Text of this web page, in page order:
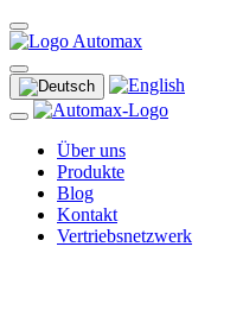
Über uns
Produkte
Blog
Kontakt
Vertriebsnetzwerk